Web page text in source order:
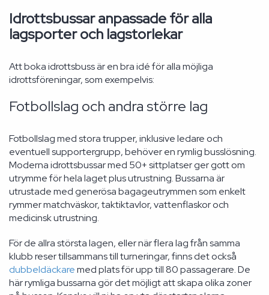
Idrottsbussar anpassade för alla
lagsporter och lagstorlekar
Att boka idrottsbuss är en bra idé för alla möjliga
idrottsföreningar, som exempelvis:
Fotbollslag och andra större lag
Fotbollslag med stora trupper, inklusive ledare och
eventuell supportergrupp, behöver en rymlig busslösning.
Moderna idrottsbussar med 50+ sittplatser ger gott om
utrymme för hela laget plus utrustning. Bussarna är
utrustade med generösa bagageutrymmen som enkelt
rymmer matchväskor, taktiktavlor, vattenflaskor och
medicinsk utrustning.
För de allra största lagen, eller när flera lag från samma
klubb reser tillsammans till turneringar, finns det också
dubbeldäckaremed plats för upp till 80 passagerare. De
här rymliga bussarna gör det möjligt att skapa olika zoner